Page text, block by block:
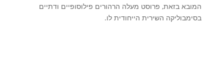
המובא בזאת, פרוסט מעלה הרהורים פילוסופיים ודתיים
בסימבוליקה השירית הייחודית לו.